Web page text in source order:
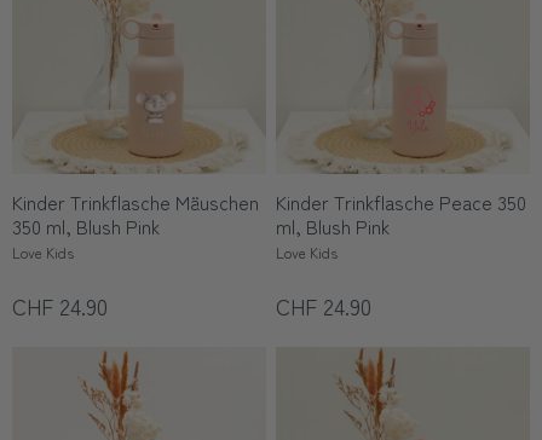
Kinder Trinkflasche Mäuschen
350 ml, Blush Pink
Love Kids
CHF 24.90
Kinder Trinkflasche Peace 350
ml, Blush Pink
Love Kids
CHF 24.90